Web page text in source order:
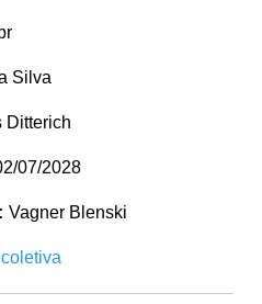
Silva
Ditterich
07/2028
Vagner Blenski